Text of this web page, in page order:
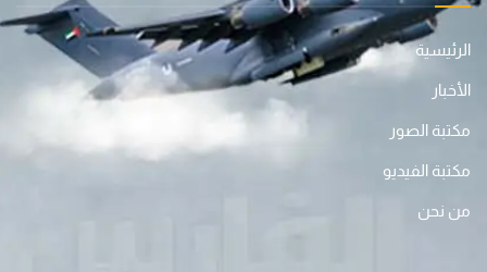
الرئيسية
الأخبار
مكتبة الصور
مكتبة الفيديو
من نحن